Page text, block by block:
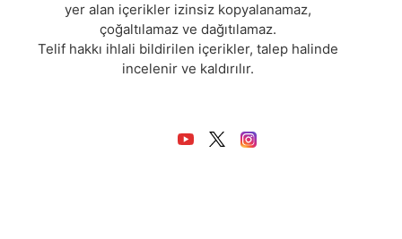
yer alan içerikler izinsiz kopyalanamaz,
çoğaltılamaz ve dağıtılamaz.
Telif hakkı ihlali bildirilen içerikler, talep halinde
incelenir ve kaldırılır.